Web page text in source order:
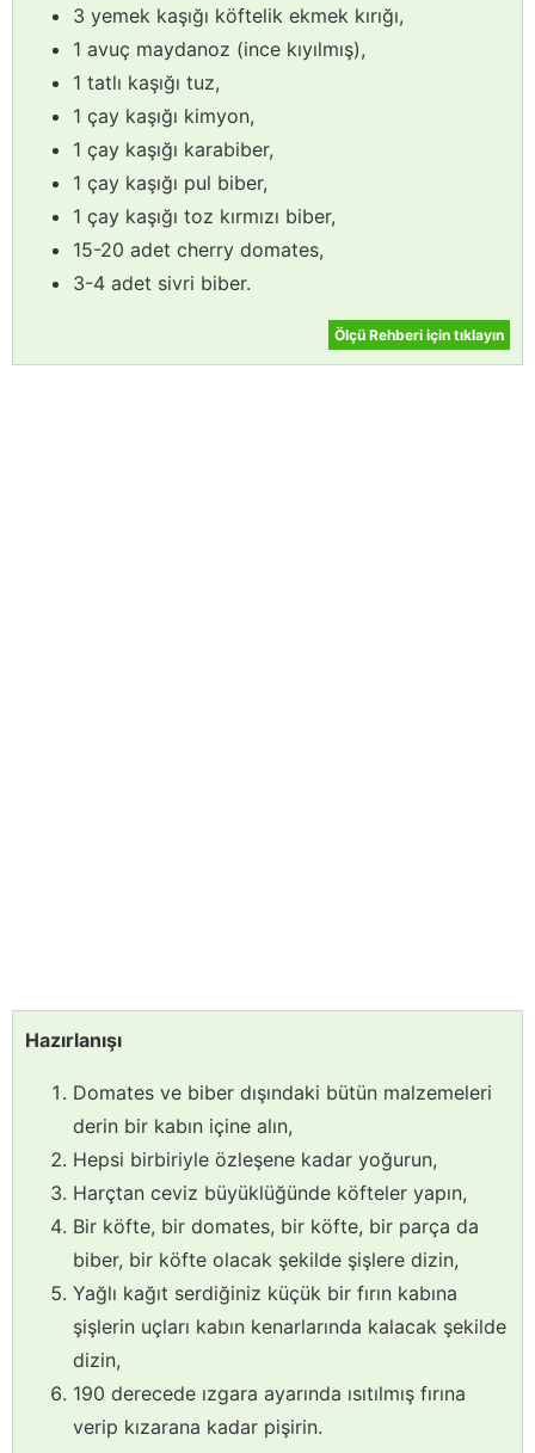
3 yemek kaşığı köftelik ekmek kırığı,
1 avuç maydanoz (ince kıyılmış),
1 tatlı kaşığı tuz,
1 çay kaşığı kimyon,
1 çay kaşığı karabiber,
1 çay kaşığı pul biber,
1 çay kaşığı toz kırmızı biber,
15-20 adet cherry domates,
3-4 adet sivri biber.
Ölçü Rehberi için tıklayın
Hazırlanışı
Domates ve biber dışındaki bütün malzemeleri
derin bir kabın içine alın,
Hepsi birbiriyle özleşene kadar yoğurun,
Harçtan ceviz büyüklüğünde köfteler yapın,
Bir köfte, bir domates, bir köfte, bir parça da
biber, bir köfte olacak şekilde şişlere dizin,
Yağlı kağıt serdiğiniz küçük bir fırın kabına
şişlerin uçları kabın kenarlarında kalacak şekilde
dizin,
190 derecede ızgara ayarında ısıtılmış fırına
verip kızarana kadar pişirin.